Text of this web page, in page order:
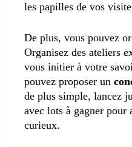
les papilles de vos
De plus, vous pouvez
Organisez des ateliers
vous initier à votre
pouvez proposer un
de plus simple, lancez
avec lots à gagner pour
curieux.